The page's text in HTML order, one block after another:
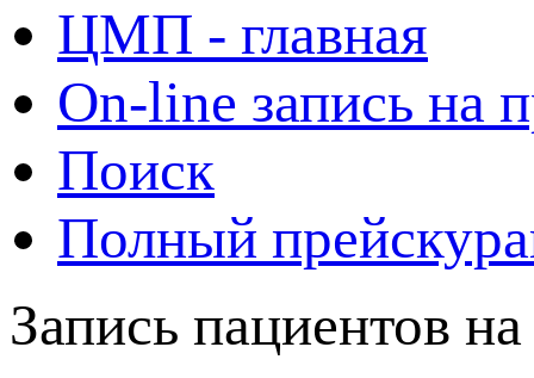
ЦМП - главная
On-line запись на
Поиск
Полный
Запись пациентов